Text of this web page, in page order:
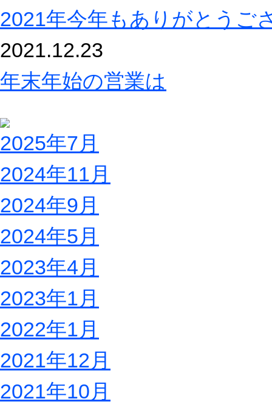
2021年今年もありがとうご
2021.12.23
年末年始の営業は
2025年7月
2024年11月
2024年9月
2024年5月
2023年4月
2023年1月
2022年1月
2021年12月
2021年10月